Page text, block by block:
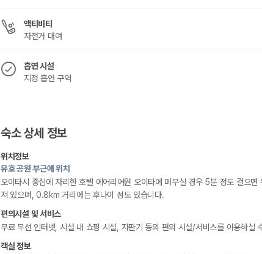
액티비티
자전거 대여
흡연 시설
지정 흡연 구역
숙소 상세 정보
위치정보
유호 공원 부근에 위치
오이타시 중심에 자리한 호텔 에어리어원 오이타에 머무실 경우 5분 정도 걸으
져 있으며, 0.8km 거리에는 후나이 성도 있습니다.
편의시설 및 서비스
무료 무선 인터넷, 시설 내 쇼핑 시설, 자판기 등의 편의 시설/서비스를 이용하실
객실 정보